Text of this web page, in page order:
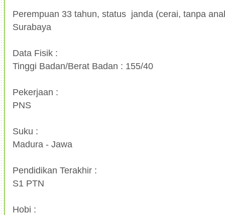
Perempuan 33 tahun, status janda (cerai, tanpa
Surabaya
Data Fisik :
Tinggi Badan/Berat Badan : 155/40
Pekerjaan :
PNS
Suku :
Madura - Jawa
Pendidikan Terakhir :
S1 PTN
Hobi :